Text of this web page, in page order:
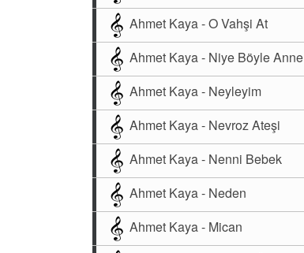
Ahmet Kaya - O Vahşi At
Ahmet Kaya - Niye Böyle Anne
Ahmet Kaya - Neyleyim
Ahmet Kaya - Nevroz Ateşi
Ahmet Kaya - Nenni Bebek
Ahmet Kaya - Neden
Ahmet Kaya - Mican